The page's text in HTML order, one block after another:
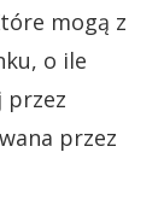
mogą z
o ile
przez
przez